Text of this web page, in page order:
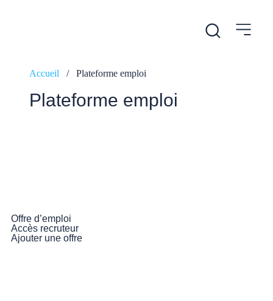
Accueil / Plateforme emploi
Plateforme emploi
Offre d’emploi
Accès recruteur
Ajouter une offre